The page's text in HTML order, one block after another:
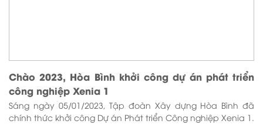
Chào 2023, Hòa Bình khởi công dự án phát triển
công nghiệp Xenia 1
Sáng ngày 05/01/2023, Tập đoàn Xây dựng Hòa Bình đã
chính thức khởi công Dự án Phát triển Công nghiệp Xenia 1.